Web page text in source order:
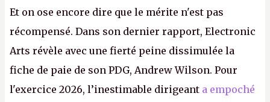
Et on ose encore dire que le mérite n'est pas
récompensé. Dans son dernier rapport, Electronic
Arts révèle avec une fierté peine dissimulée la
fiche de paie de son PDG, Andrew Wilson. Pour
l'exercice 2026, l’inestimable dirigeant a empoché